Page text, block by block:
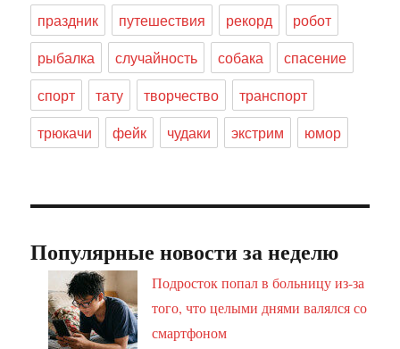
праздник
путешествия рекорд
робот
рыбалка
случайность собака
спасение
спорт
тату творчество
транспорт
трюкачи
фейк чудаки экстрим юмор
Популярные новости за неделю
Подросток попал в больницу из-за
того, что целыми днями валялся со
смартфоном